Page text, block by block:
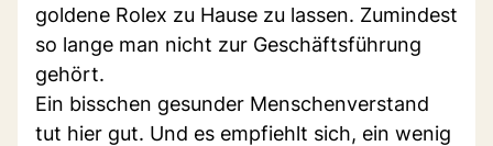
goldene Rolex zu Hause zu lassen. Zumindest
so lange man nicht zur Geschäftsführung
gehört.
Ein bisschen gesunder Menschenverstand
tut hier gut. Und es empfiehlt sich, ein wenig